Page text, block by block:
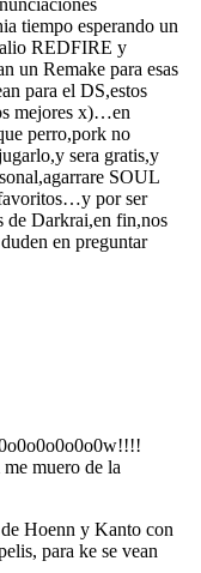
tiempo esperando un
REDFIRE y
un Remake para esas
para el DS,estos
mejores x)…en
perro,pork no
sera gratis,y
SOUL
por ser
de Darkrai,en fin,nos
en preguntar
muero de la
Hoenn y Kanto con
para ke se vean